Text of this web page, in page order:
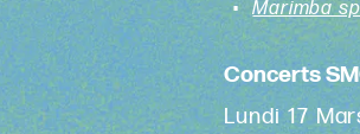
Marimba
Concerts
Lundi 17